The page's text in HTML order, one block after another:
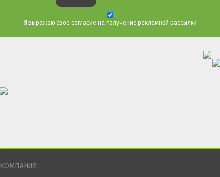
Я выражаю свое согласие на получение рекламной рассылки
КОМПАНИЯ